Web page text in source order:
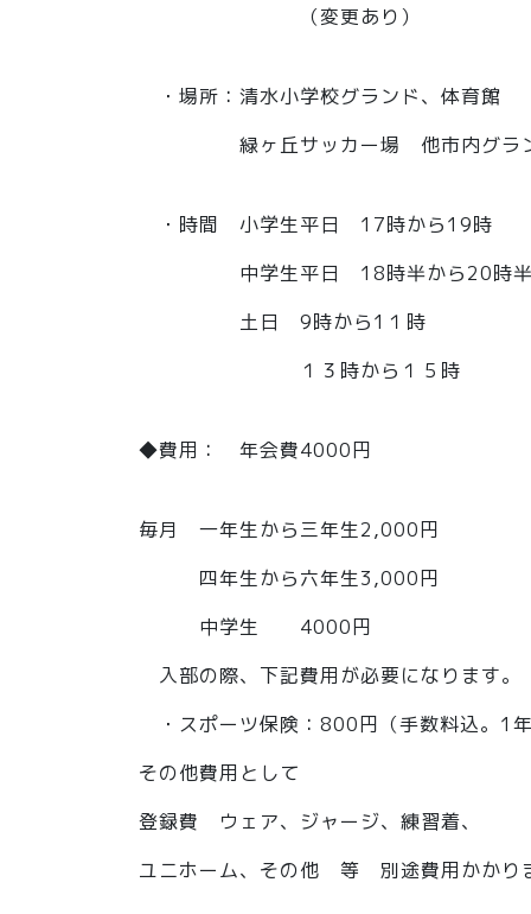
（変更あり）
・場所：清水小学校グランド、体育館
緑ヶ丘サッカー場 他市内グラ
・時間 小学生平日 17時から19時
中学生平日 18時半から20時
土日 9時から1１時
１３時から１５時
◆費用： 年会費4000円
毎月​ 一年生から三年生2,000円
四年生から六年生3,000円
中学生 4000円
入部の際、下記費用が必要になります。
・スポーツ保険：800円（手数料込。1
その他費用として
登録費 ウェア、ジャージ、練習着、
ユニホーム、その他 等 別途費用かかり